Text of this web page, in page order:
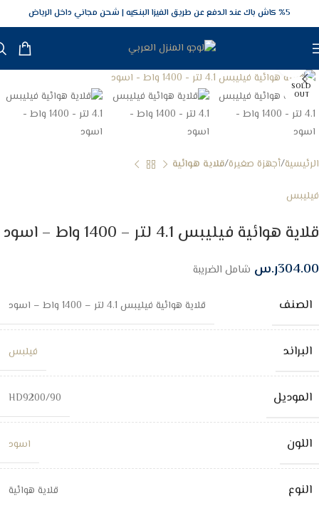
5‎% كاش باك عند الدفع عن طريق الفيزا البنكيه شحن مجاني داخل الرياض
SOLD
OUT
الرئيسية أجهزة صغيرة قلاية هوائية
فيليبس
قلاية هوائية فيليبس 4.1 لتر – 1400 واط – اسود
304.00ر.س شامل الضريبة
الصنف قلاية هوائية فيليبس 4.1 لتر – 1400 واط – اسود
البراند فيلبس
الموديل HD9200/90
اللون اسود
النوع قلاية هوائية